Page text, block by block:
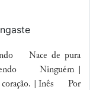
Nace de pura
Ninguém |
. | Inês Por